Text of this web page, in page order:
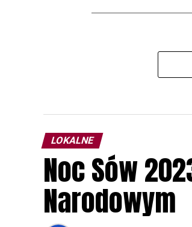
LOKALNE
Noc Sów
Narodowym